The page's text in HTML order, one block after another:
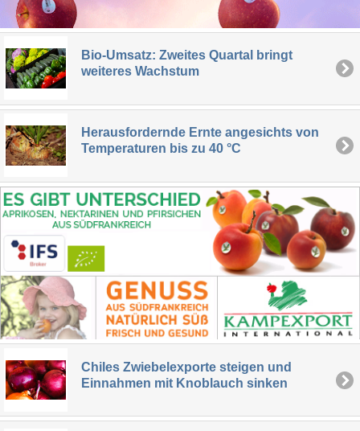
Bio-Umsatz: Zweites Quartal bringt
weiteres Wachstum
Herausfordernde Ernte angesichts von
Temperaturen bis zu 40 °C
Chiles Zwiebelexporte steigen und
Einnahmen mit Knoblauch sinken